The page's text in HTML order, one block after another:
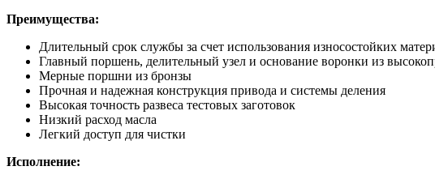
Сушилки для рук
Урны
Фены настенные
Прачечное оборудование
Сушильные машины
Гладильное оборудование
Воздухоочистительные установки
Фильтры для воды
Преимущества:
Длительный срок службы за счет использования износостойких
Главный поршень, делительный узел и основание воронки из
Мерные поршни из бронзы
Прочная и надежная конструкция привода и системы деления
Высокая точность развеса тестовых заготовок
Низкий расход масла
Легкий доступ для чистки
Исполнение: